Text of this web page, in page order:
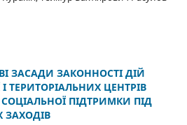
ЗАСАДИ ЗАКОННОСТІ ДІЙ
ТЕРИТОРІАЛЬНИХ ЦЕНТРІВ
ПІДТРИМКИ ПІД
ЗАХОДІВ